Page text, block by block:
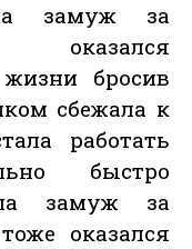
замуж за
оказался
бросив
сбежала к
работать
быстро
замуж за
оказался